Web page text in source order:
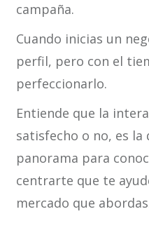
campaña.
Cuando inicias un
perfil, pero con el
perfeccionarlo.
Entiende que la
satisfecho o no, es
panorama para
centrarte que te
mercado que